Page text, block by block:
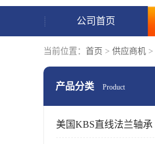
公司首页
当前位置： 首页 > 供应商机 >
产品分类 Product
美国KBS直线法兰轴承